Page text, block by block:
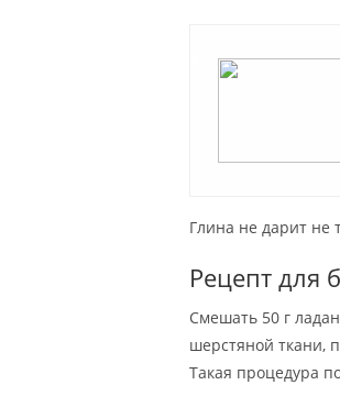
Глина не дарит не
Рецепт для
Смешать 50 г
шерстяной ткани,
Такая процедура